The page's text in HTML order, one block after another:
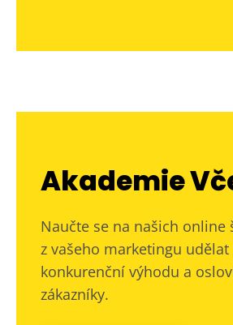
Akademie
Naučte se na našich online
z vašeho marketingu
konkurenční výhodu a
zákazníky.